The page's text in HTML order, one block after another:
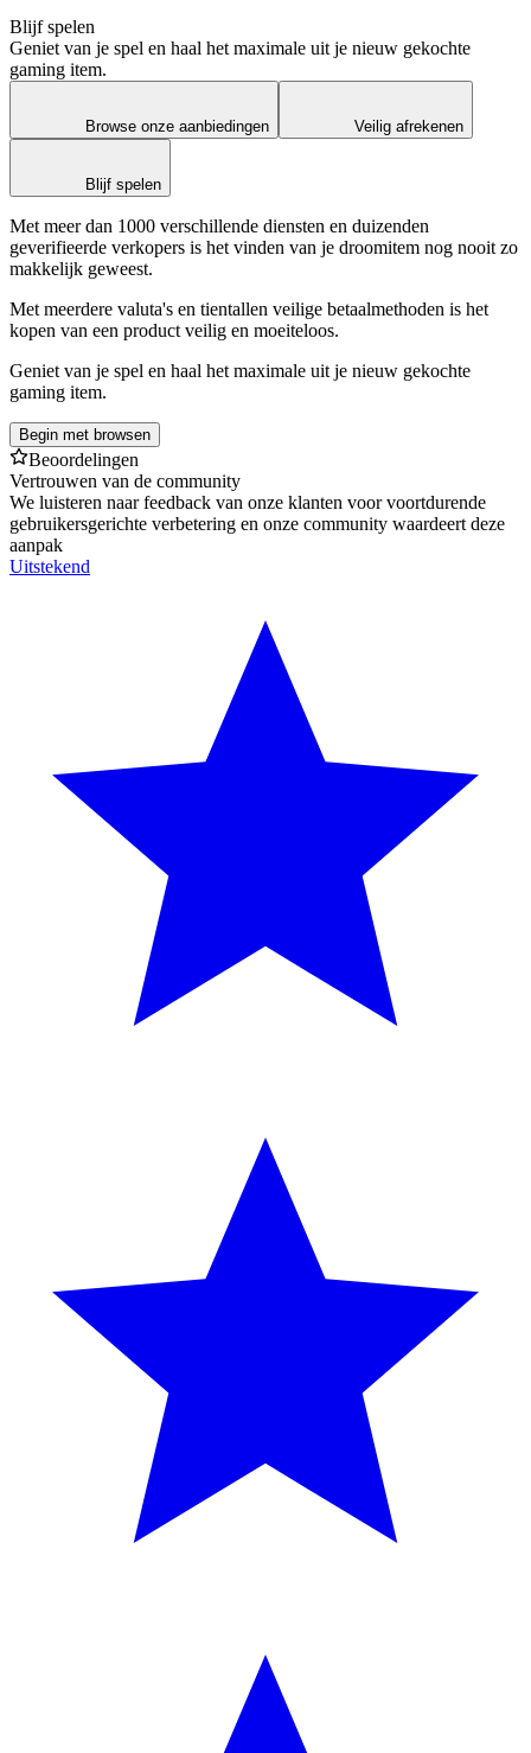
Blijf spelen
Geniet van je spel en haal het maximale uit je nieuw gekochte
gaming item.
Browse onze aanbiedingen Veilig afrekenen
Blijf spelen
Met meer dan 1000 verschillende diensten en duizenden
geverifieerde verkopers is het vinden van je droomitem nog nooit zo
makkelijk geweest.
Met meerdere valuta's en tientallen veilige betaalmethoden is het
kopen van een product veilig en moeiteloos.
Geniet van je spel en haal het maximale uit je nieuw gekochte
gaming item.
Begin met browsen
Beoordelingen
Vertrouwen van de community
We luisteren naar feedback van onze klanten voor voortdurende
gebruikersgerichte verbetering en onze community waardeert deze
aanpak
Uitstekend